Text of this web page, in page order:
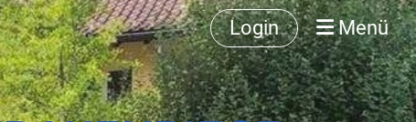
Login Menü